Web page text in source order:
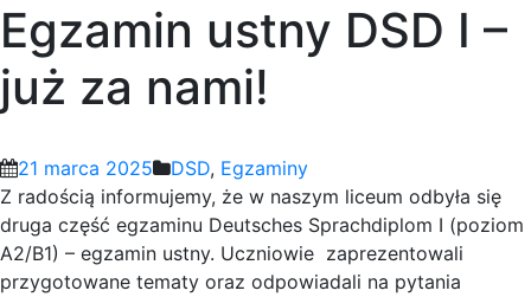
Egzamin ustny DSD I –
już za nami!
21 marca 2025 DSD, Egzaminy
Z radością informujemy, że w naszym liceum odbyła się
druga część egzaminu Deutsches Sprachdiplom I (poziom
A2/B1) – egzamin ustny. Uczniowie zaprezentowali
przygotowane tematy oraz odpowiadali na pytania